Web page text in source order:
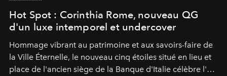
Hot Spot : Corinthia Rome, nouveau QG
d'un luxe intemporel et undercover
Hommage vibrant au patrimoine et aux savoirs-faire de
la Ville Éternelle, le nouveau cinq étoiles situé en lieu et
place de l'ancien siège de la Banque d'Italie célèbre l'art